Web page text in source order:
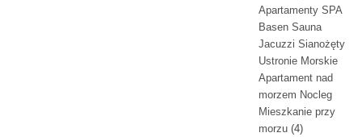
Apartamenty SPA
Basen Sauna
Jacuzzi Sianożęty
Ustronie Morskie
Apartament nad
morzem Nocleg
Mieszkanie przy
morzu (4)